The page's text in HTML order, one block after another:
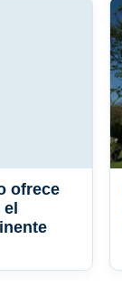
ofrece